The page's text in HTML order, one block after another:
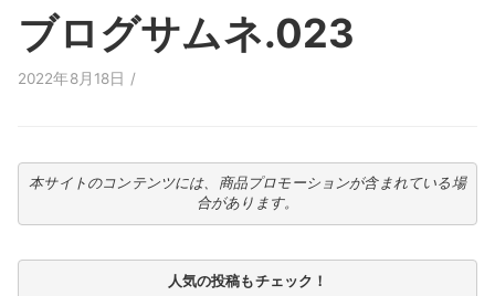
ブログサムネ.023
2022年8月18日 /
本サイトのコンテンツには、商品プロモーションが含まれている場
合があります。
人気の投稿もチェック！